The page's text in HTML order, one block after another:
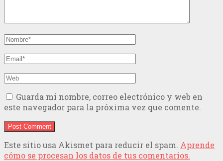
Guarda mi nombre, correo electrónico y web en
este navegador para la próxima vez que comente.
Este sitio usa Akismet para reducir el spam. Aprende
cómo se procesan los datos de tus comentarios.